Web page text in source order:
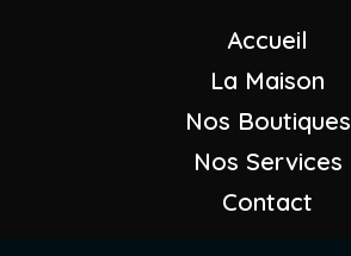
Accueil
La Maison
Nos Boutiques
Nos Services
Contact